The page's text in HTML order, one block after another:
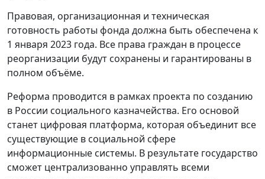
Правовая, организационная и техническая
готовность работы фонда должна быть обеспечена к
1 января 2023 года. Все права граждан в процессе
реорганизации будут сохранены и гарантированы в
полном объёме.
Реформа проводится в рамках проекта по созданию
в России социального казначейства. Его основой
станет цифровая платформа, которая объединит все
существующие в социальной сфере
информационные системы. В результате государство
сможет централизованно управлять всеми